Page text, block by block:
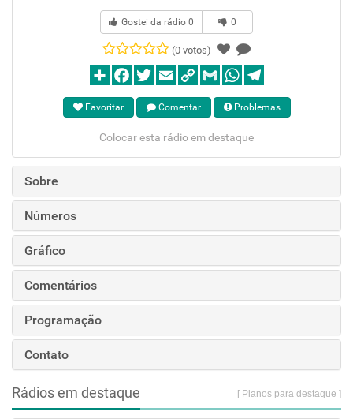
Gostei da rádio 0 0
(0 votos)
Favoritar Comentar Problemas
Colocar esta rádio em destaque
Sobre
Números
Gráfico
Comentários
Programação
Contato
Rádios em destaque [ Planos para destaque ]